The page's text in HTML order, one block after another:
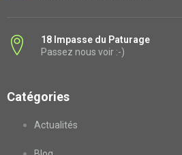
18 Impasse du Paturage
Passez nous voir :-)
Catégories
Actualités